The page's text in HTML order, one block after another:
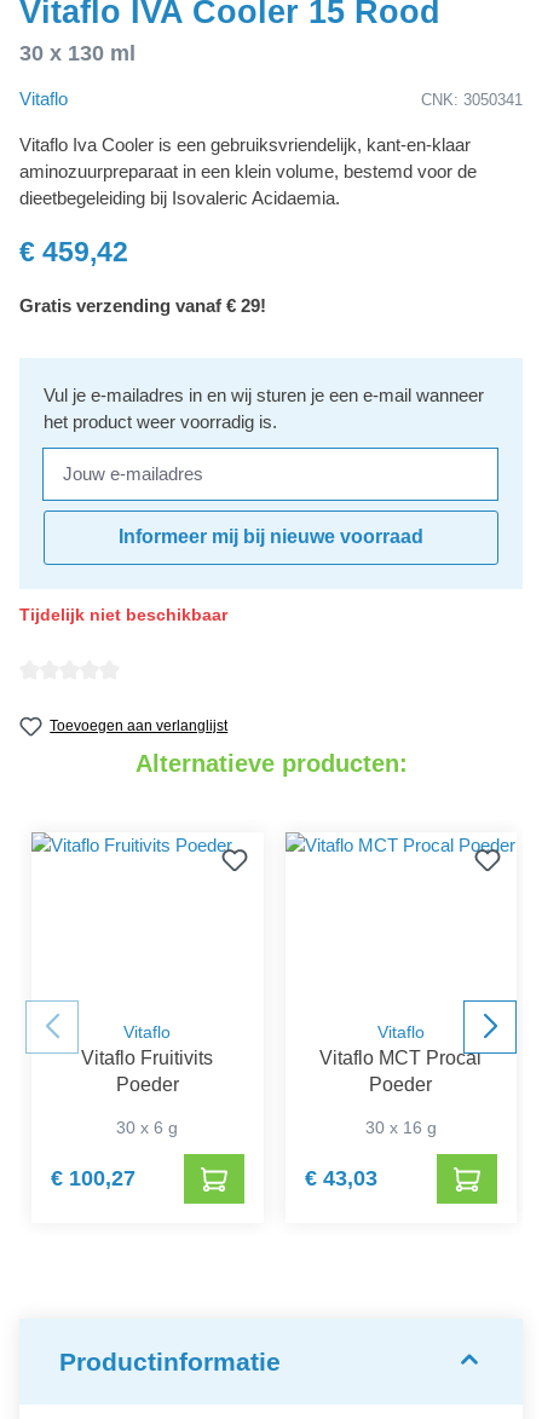
Vitaflo IVA Cooler 15 Rood
30 x 130 ml
Vitaflo CNK: 3050341
Vitaflo Iva Cooler is een gebruiksvriendelijk, kant-en-klaar
aminozuurpreparaat in een klein volume, bestemd voor de
dieetbegeleiding bij Isovaleric Acidaemia.
€ 459,42
Gratis verzending vanaf € 29!
Vul je e-mailadres in en wij sturen je een e-mail wanneer
het product weer voorradig is.
Informeer mij bij nieuwe voorraad
Tijdelijk niet beschikbaar
Toevoegen aan verlanglijst
Alternatieve producten:
Vitaflo
Vitaflo Fruitivits
Poeder
30 x 6 g
€ 100,27
Vitaflo
Vitaflo MCT Procal
Poeder
30 x 16 g
€ 43,03
Productinformatie